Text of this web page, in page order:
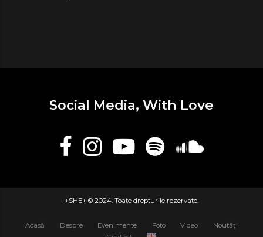
Social Media, With Love
+SHE+ © 2024. Toate drepturile rezervate.
Acasă Despre Evenimente Foto Video
Noutăți